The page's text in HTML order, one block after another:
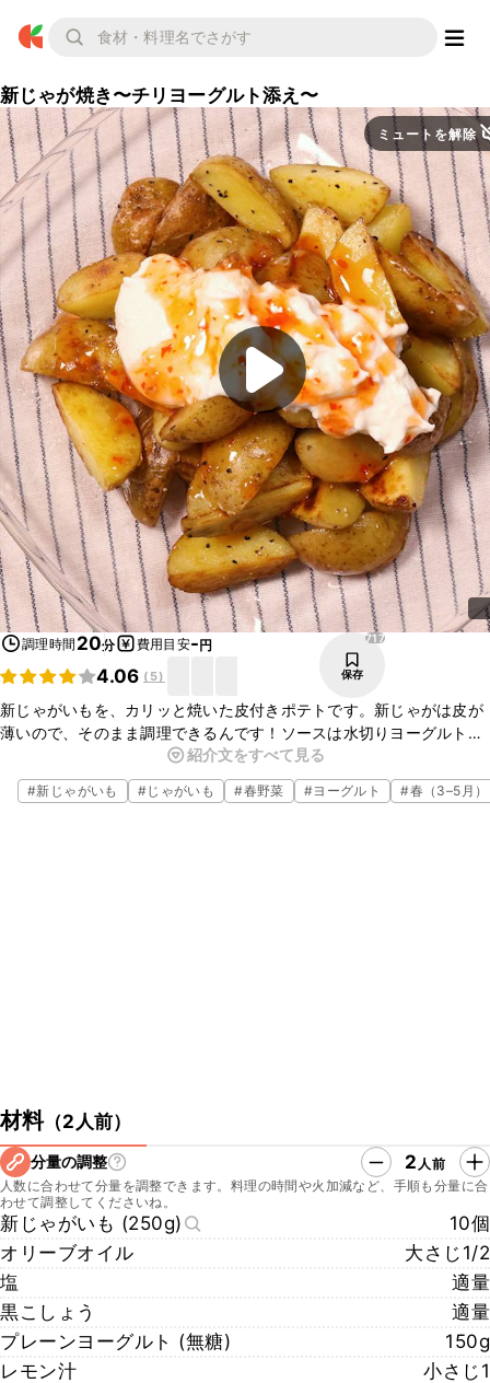
新じゃが焼き〜チリヨーグルト添え〜
ミュートを解除
調理時間 20分 費用目安-円
4.06 ( 5)
717
保存
新じゃがいもを、カリッと焼いた皮付きポテトです。新じゃがは皮が
薄いので、そのまま調理できるんです！ソースは水切りヨーグルトを
使い、なんちゃってサワークリームに。更にスイートチリソースで甘
辛く仕上げました。お店で出てきそうな一品の出来上がりです。
紹介文をすべて見る
#新じゃがいも #じゃがいも #春野菜 #ヨーグルト #春（3–5月）
材料（2人前）
分量の調整 2 人前
人数に合わせて分量を調整できます。料理の時間や火加減など、手順も分量に合
わせて調整してくださいね。
新じゃがいも (250g)
10個
オリーブオイル
大さじ1/2
塩
適量
黒こしょう
適量
プレーンヨーグルト (無糖)
150g
レモン汁
小さじ1